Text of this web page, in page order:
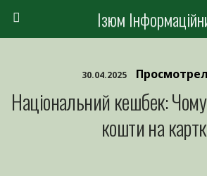
Ізюм
30.04.2025
Національний кешбек:
кошти на